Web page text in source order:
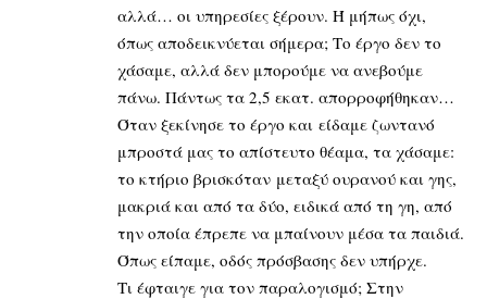
αλλά… οι υπηρεσίες ξέρουν. Ή μήπως όχι,
όπως αποδεικνύεται σήμερα; Το έργο δεν το
χάσαμε, αλλά δεν μπορούμε να ανεβούμε
πάνω. Πάντως τα 2,5 εκατ. απορροφήθηκαν…
Όταν ξεκίνησε το έργο και είδαμε ζωντανό
μπροστά μας το απίστευτο θέαμα, τα χάσαμε:
το κτήριο βρισκόταν μεταξύ ουρανού και γης,
μακριά και από τα δύο, ειδικά από τη γη, από
την οποία έπρεπε να μπαίνουν μέσα τα παιδιά.
Όπως είπαμε, οδός πρόσβασης δεν υπήρχε.
Τι έφταιγε για τον παραλογισμό; Στην